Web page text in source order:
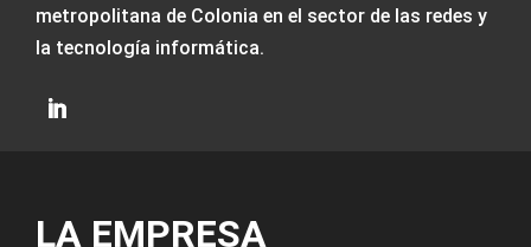
metropolitana de Colonia en el sector de las redes y
la tecnología informática.
LA EMPRESA